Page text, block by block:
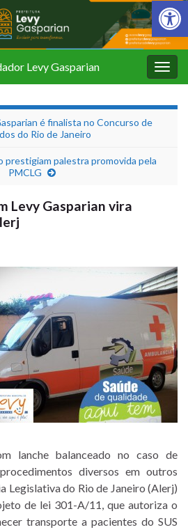
Barra de
Levy Gasparian
é finalista no Concurso de
do Rio de Janeiro
prestigiam palestra promovida pela
PMCLG
Levy Gasparian vira
lanche balanceado no caso de
diversos em outros
Legislativa do Rio de Janeiro (Alerj)
de lei 301-A/11, que autoriza o
transporte a pacientes do SUS